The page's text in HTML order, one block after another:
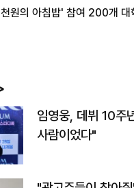
원의 아침밥' 참여 200개 대
임영웅, 데뷔 10주
사람이었다"